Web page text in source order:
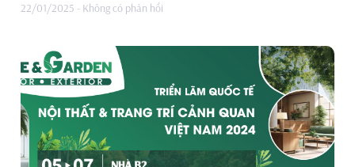
22/01/2025 Không có phản hồi